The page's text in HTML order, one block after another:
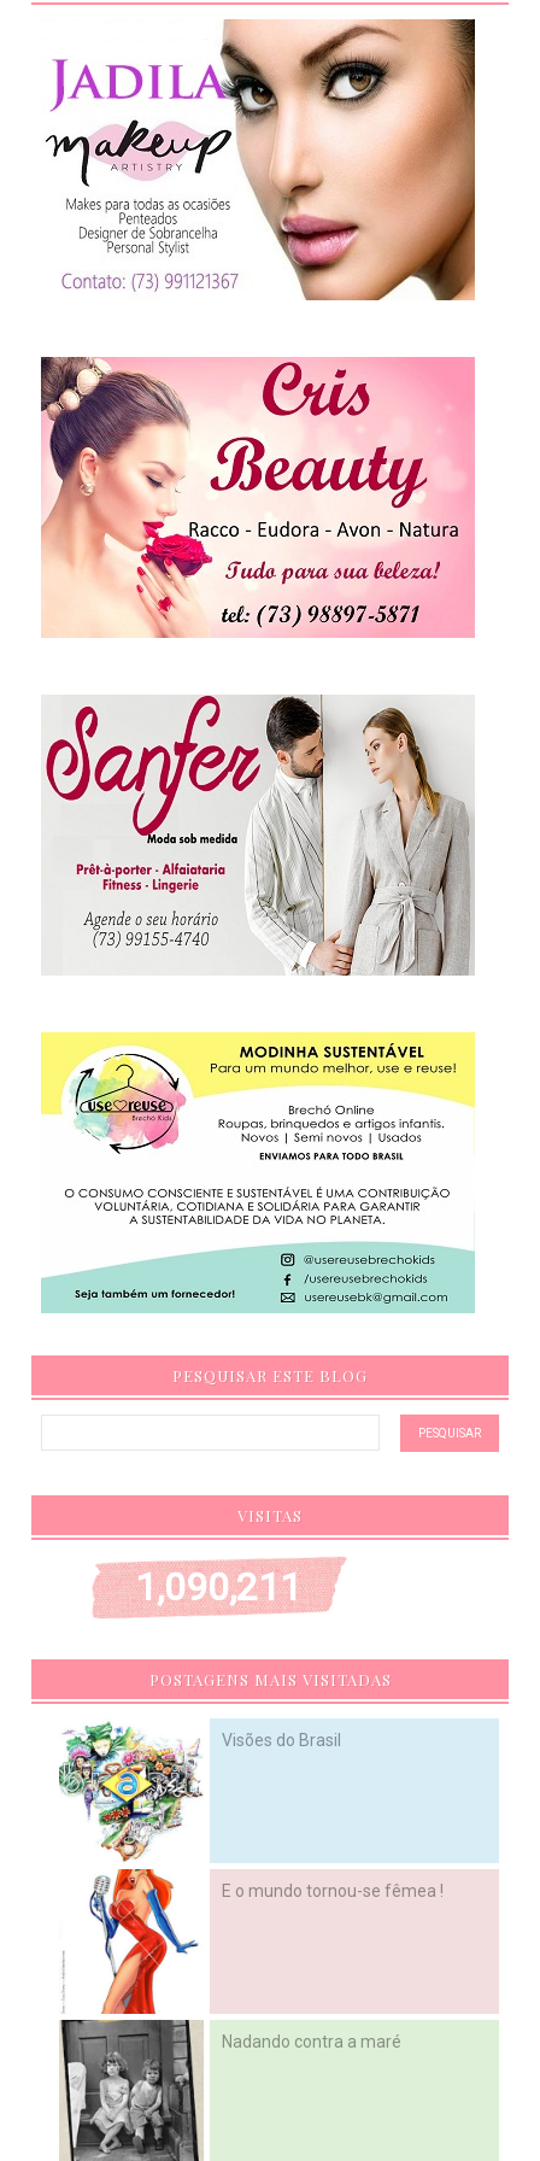
PESQUISAR ESTE BLOG
VISITAS
1,090,211
POSTAGENS MAIS VISITADAS
Visões do Brasil
E o mundo tornou-se fêmea !
Nadando contra a maré